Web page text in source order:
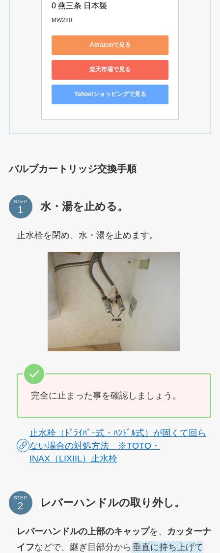
0 燕三条 日本製
MW280
Amazonで見る
楽天市場で見る
Yahoo!ショッピングで見る
バルブカートリッジ交換手順
STEP 水・湯を止める。
止水栓を閉め、水・湯を止めます。
完全に止まった事を確認しましょう。
止水栓（ﾄﾞﾗｲﾊﾞｰ式・ﾊﾝﾄﾞﾙ式）が固くて回ら
ない場合の対処方法 ※TOTO・
INAX（LIXIIL）止水栓
STEP レバーハンドルの取り外し。
レバーハンドルの上部のキャップを、
カッターナ
イフなどで、継ぎ目部分から 垂直に持ち上げて